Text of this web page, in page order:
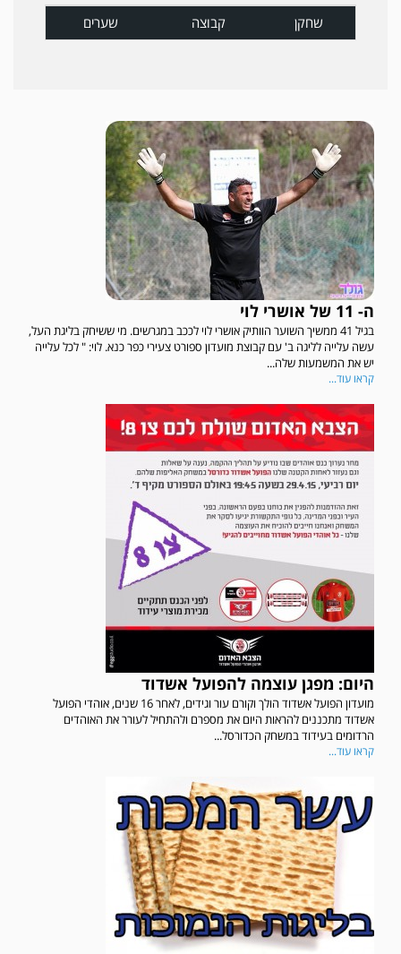
שחקן קבוצה שערים
ה- 11 של אושרי לוי
בגיל 41 ממשיך השוער הוותיק אושרי לוי לככב במגרשים. מי ששיחק בליגת העל,
עשה עלייה לליגה ב' עם קבוצת מועדון ספורט צעירי כפר כנא. לוי: " לכל עלייה
יש את המשמעות שלה...
קראו עוד...
היום: מפגן עוצמה להפועל אשדוד
מועדון הפועל אשדוד הולך וקורם עור וגידים, לאחר 16 שנים, אוהדי הפועל
אשדוד מתכננים להראות היום את מספרם ולהתחיל לעורר את האוהדים
הרדומים בעידוד במשחק הכדורסל...
קראו עוד...